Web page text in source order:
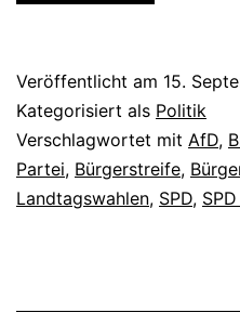
Veröffentlicht am 15.
Kategorisiert als Politik
Verschlagwortet mit AfD,
Partei, Bürgerstreife,
Landtagswahlen, SPD,